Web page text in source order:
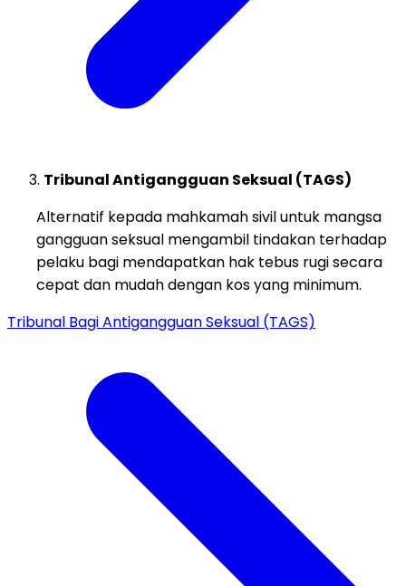
Tribunal Antigangguan Seksual (TAGS)
Alternatif kepada mahkamah sivil untuk mangsa
gangguan seksual mengambil tindakan terhadap
pelaku bagi mendapatkan hak tebus rugi secara
cepat dan mudah dengan kos yang minimum.
Tribunal Bagi Antigangguan Seksual (TAGS)